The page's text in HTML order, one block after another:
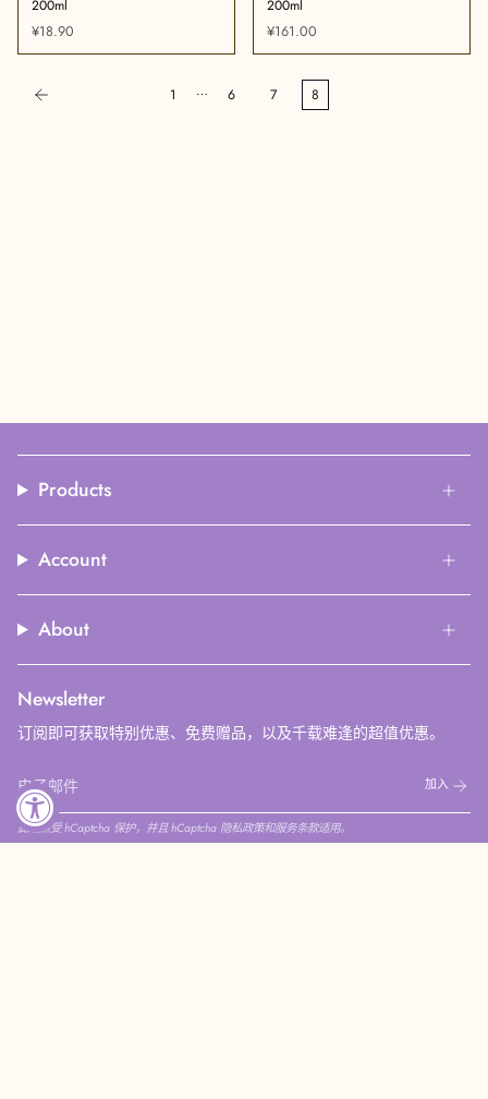
200ml
¥18.90
200ml
¥161.00
1 … 6 7 8
Products
Account
About
Newsletter
订阅即可获取特别优惠、免费赠品，以及千载难逢的超值优惠。
加入
此站点受 hCaptcha 保护，并且 hCaptcha 隐私政策和服务条款适用。